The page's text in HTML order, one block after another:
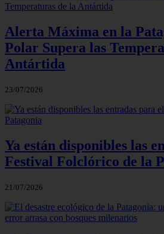
Alerta Máxima en la
Polar Supera las
Antártida
23/07/2026
Ya están disponibles las
Festival Folclórico de la
21/07/2026